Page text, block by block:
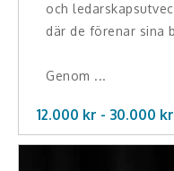
och
där de förenar sina
Genom ...
12.000 kr - 30.000 kr